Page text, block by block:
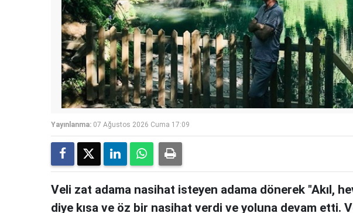
Yayınlanma: 07 Ağustos 2026 Cuma 17:09
Veli zat adama nasihat isteyen adama dönerek "Akıl,
diye kısa ve öz bir nasihat verdi ve yoluna devam etti.